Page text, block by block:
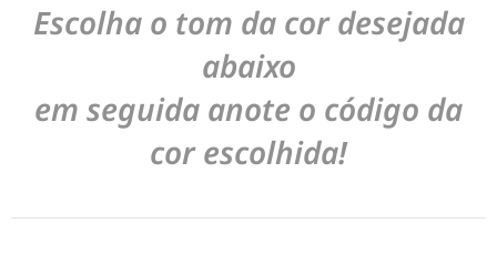
Escolha o tom da cor desejada
abaixo
em seguida anote o código da
cor escolhida!